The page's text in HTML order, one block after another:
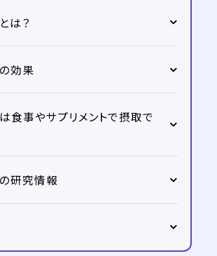
は？
効果
食事やサプリメントで摂取で
研究情報